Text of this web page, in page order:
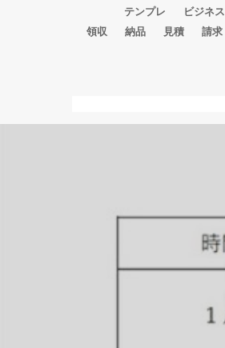
テンプレ ビジネス
領収
納品 見積 請求